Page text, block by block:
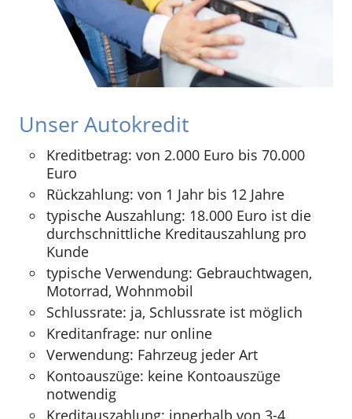
Unser Autokredit
Kreditbetrag: von 2.000 Euro bis 70.000
Euro
Rückzahlung: von 1 Jahr bis 12 Jahre
typische Auszahlung: 18.000 Euro ist die
durchschnittliche Kreditauszahlung pro
Kunde
typische Verwendung: Gebrauchtwagen,
Motorrad, Wohnmobil
Schlussrate: ja, Schlussrate ist möglich
Kreditanfrage: nur online
Verwendung: Fahrzeug jeder Art
Kontoauszüge: keine Kontoauszüge
notwendig
Kreditauszahlung: innerhalb von 3-4